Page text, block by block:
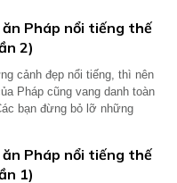
ăn Pháp nổi tiếng thế
2)
cảnh đẹp nổi tiếng, thì nên
Pháp cũng vang danh toàn
bạn đừng bỏ lỡ những
ăn Pháp nổi tiếng thế
1)